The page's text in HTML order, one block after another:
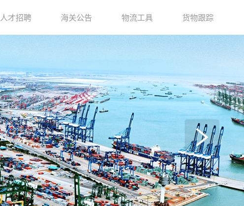
人才招聘 海关公告 物流工具 货物跟踪